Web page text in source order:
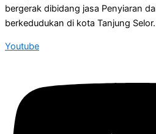
bergerak dibidang jasa Penyiaran
berkedudukan di kota Tanjung Selor.
Youtube